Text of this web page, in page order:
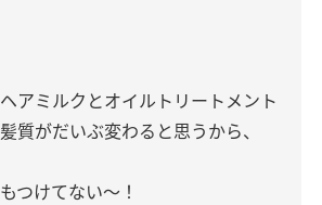
アミルクとオイルトリートメント
質がだいぶ変わると思うから、
つけてない〜！